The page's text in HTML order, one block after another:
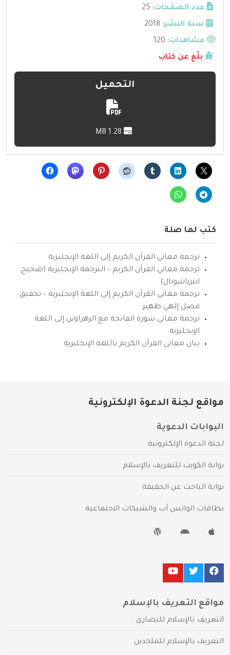
عدد الصفحات: 25
سنة النشر: 2018
مشاهدات:
بلّغ عن كتاب
التحميل
كتب لها صلة
ترجمة معاني القرآن الكريم إلى اللغة الإنجليزية
ترجمة معاني القرآن الكريم – الترجمة الإنجليزية (صحيح
انترناشونال)
ترجمة معاني القرآن الكريم إلى اللغة الإنجليزية – تحقيق
فضل إلهي ظهير
ترجمة معاني سورة الفاتحة مع الزهراوين إلى اللغة
الإنجليزية
بيان معاني القرآن الكريم باللغة الإنجليزية
مواقع لجنة الدعوة الإلكترونية
البوابات الدعوية
لجنة الدعوة الإلكترونية
بوابة الكويت للتعريف بالإسلام
بوابة الباحث عن الحقيقة
بطاقات الواتس آب والشبكات الاجتماعية
مواقع التعريف بالإسلام
التعريف بالإسلام للنصارى
التعريف بالإسلام للملحدين